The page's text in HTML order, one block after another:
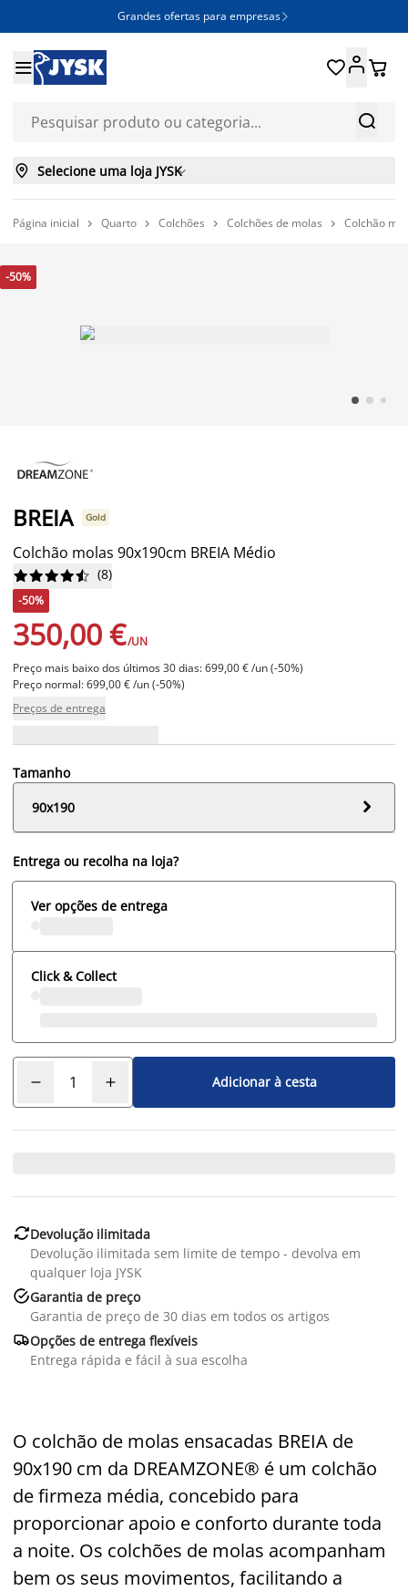
Grandes ofertas para empresas 


 
 Selecione uma loja JYSK
Página inicial  Quarto  Colchões  Colchões de molas  Colchão
-50%
BREIA Gold
Colchão molas 90x190cm BREIA Médio





 (8)
-50%
350,00 €/UN
Preço mais baixo dos últimos 30 dias: 699,00 € /un (-50%)
Preço normal: 699,00 € /un (-50%)
Preços de entrega
Tamanho
90x190

Entrega ou recolha na loja?
Ver opções de entrega
Click & Collect
Adicionar à cesta
Devolução ilimitada
Devolução ilimitada sem limite de tempo - devolva em
qualquer loja JYSK
Garantia de preço
Garantia de preço de 30 dias em todos os artigos
Opções de entrega flexíveis
Entrega rápida e fácil à sua escolha
O colchão de molas ensacadas BREIA de
90x190 cm da DREAMZONE® é um colchão
de firmeza média, concebido para
proporcionar apoio e conforto durante toda
a noite. Os colchões de molas acompanham
bem os seus movimentos, facilitando a